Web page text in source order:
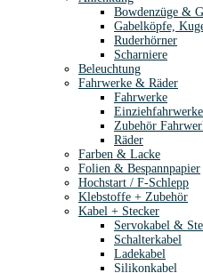
Bowdenzüge &
Gabelköpfe,
Ruderhörner
Scharniere
Beleuchtung
Fahrwerke & Räder
Fahrwerke
Einziehfahrwerke
Zubehör
Räder
Farben & Lacke
Folien & Bespannpapier
Hochstart / F-Schlepp
Klebstoffe + Zubehör
Kabel + Stecker
Servokabel &
Schalterkabel
Ladekabel
Silikonkabel